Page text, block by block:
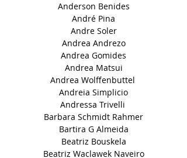
Anderson Benides
André Pina
Andre Soler
Andrea Andrezo
Andrea Gomides
Andrea Matsui
Andrea Wolffenbuttel
Andreia Simplicio
Andressa Trivelli
Barbara Schmidt Rahmer
Bartira G Almeida
Beatriz Bouskela
Beatriz Waclawek Naveiro